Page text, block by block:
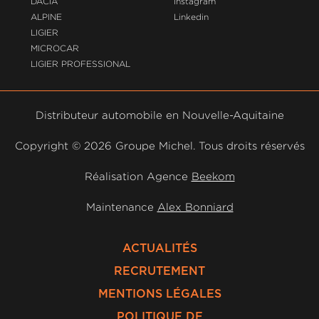
ALPINE
LIGIER
MICROCAR
LIGIER PROFESSIONAL
Linkedin
Distributeur automobile en Nouvelle-Aquitaine
Copyright © 2026 Groupe Michel. Tous droits réservés
Réalisation Agence Beekom
Maintenance Alex Bonniard
ACTUALITÉS
RECRUTEMENT
MENTIONS LÉGALES